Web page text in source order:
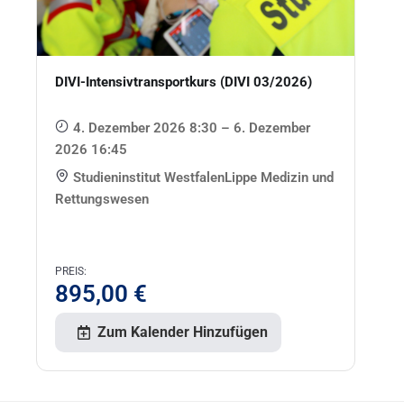
DIVI-Intensivtransportkurs (DIVI 03/2026)
4. Dezember 2026 8:30 – 6. Dezember
2026 16:45
Studieninstitut WestfalenLippe Medizin und
Rettungswesen
PREIS:
895,00 €
Zum Kalender Hinzufügen